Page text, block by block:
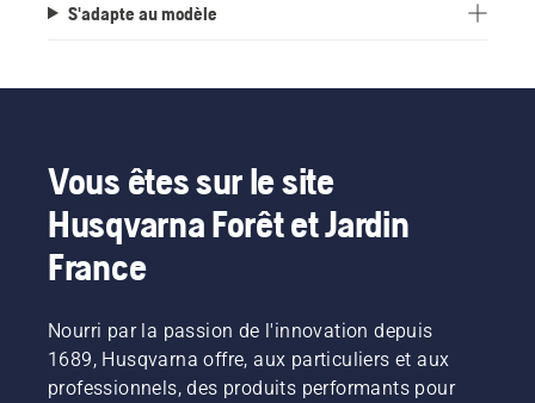
S'adapte au modèle
Vous êtes sur le site
Husqvarna Forêt et Jardin
France
Nourri par la passion de l'innovation depuis
1689, Husqvarna offre, aux particuliers et aux
professionnels, des produits performants pour